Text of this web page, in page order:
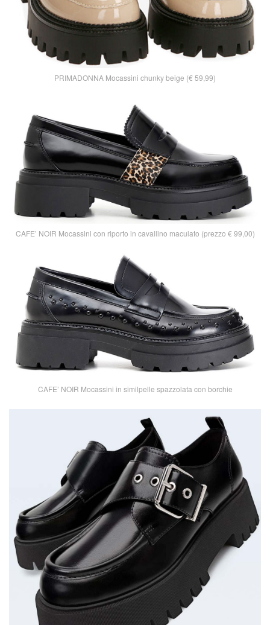
PRIMADONNA Mocassini chunky beige (€ 59,99)
CAFE’ NOIR Mocassini con riporto in cavallino maculato (prezzo € 99,00)
CAFE’ NOIR Mocassini in similpelle spazzolata con borchie